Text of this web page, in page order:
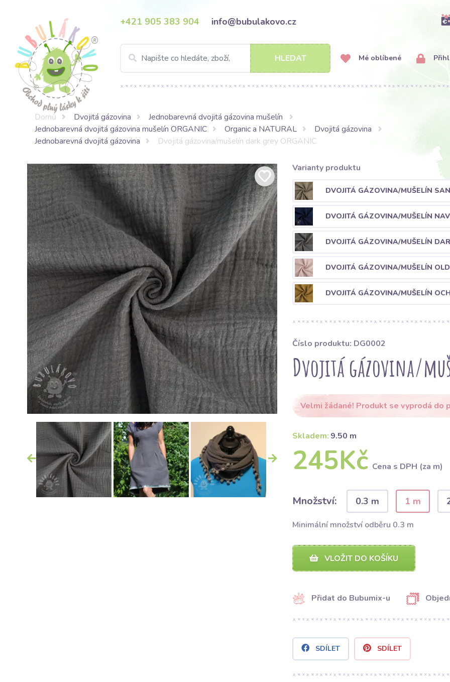
+421 905 383 904 info@bubulakovo.cz
HLEDAT Mé oblíbené
Domů Dvojitá gázovina
Jednobarevná dvojitá gázovina mušelín
Jednobarevná dvojitá gázovina mušelín ORGANIC
Organic a NATURAL
Dvojitá gázovina
Jednobarevná dvojitá gázovina
Dvojitá gázovina/mušelín dark grey ORGANIC
Varianty produktu
DVOJITÁ GÁZOVINA/MUŠELÍN
DVOJITÁ GÁZOVINA/MUŠELÍN
DVOJITÁ GÁZOVINA/MUŠELÍN
DVOJITÁ GÁZOVINA/MUŠELÍN
DVOJITÁ GÁZOVINA/MUŠELÍN
Číslo produktu: DG0002
Dvojitá gázovina/
Velmi žádané! Produkt se vyprodá do
Skladem: 9.50 m
245Kč Cena s DPH (za m)
Množství: 0.3 m 1 m
Minimální množství odběru 0.3 m
VLOŽIT DO KOŠÍKU
Přidat do Bubumix-u
SDÍLET SDÍLET